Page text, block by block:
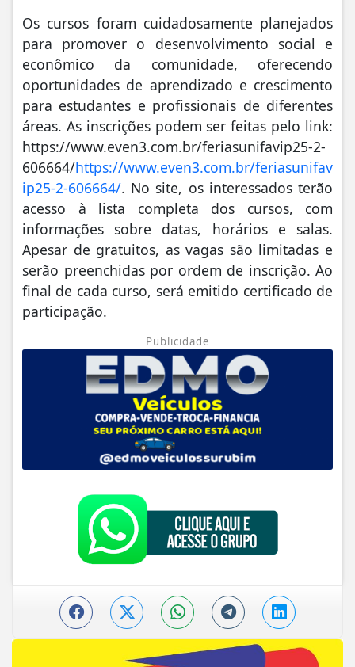
Os cursos foram cuidadosamente planejados
para promover o desenvolvimento social e
econômico da comunidade, oferecendo
oportunidades de aprendizado e crescimento
para estudantes e profissionais de diferentes
áreas. As inscrições podem ser feitas pelo link:
https://www.even3.com.br/feriasunifavip25-2-
606664/https://www.even3.com.br/feriasunifav
ip25-2-606664/. No site, os interessados terão
acesso à lista completa dos cursos, com
informações sobre datas, horários e salas.
Apesar de gratuitos, as vagas são limitadas e
serão preenchidas por ordem de inscrição. Ao
final de cada curso, será emitido certificado de
participação.
Publicidade